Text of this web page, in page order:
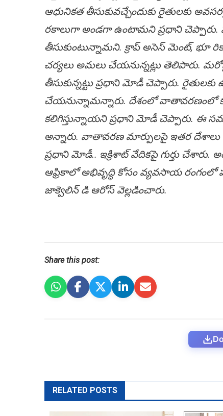
ఆధునికత తీసుకువచ్చేందుకు రైతులకు
రకాలుగా అండగా ఉంటామని ప్రధాని చెప్పారు.
తీసుకుంటున్నామని. క్రాప్ అసెస్ మెంట్, భూ
చర్యలు అమలు చేయ‌నున్న‌ట్లు తెలిపారు.
తీసుకున్నట్టు ప్రధాని మోడీ చెప్పారు.
చేయనున్నామన్నారు. దేశంలో వాతావరణంలో
కలిగిస్తున్నాయని ప్రధాని మోడీ చెప్పారు. ఈ
అన్నారు. వాతావరణ మార్పులపై ఇతర
ప్రధాని మోడీ.. ఇక్రిశాట్ వేదికపై గుర్తు
ఆఫ్రికాలో అభివృద్ధి కోసం వ్యవసాయ రంగంలో
జాక్వెలిన్ డి ఆరోస్ వెల్లడించారు.
Share this post:
RELATED POSTS